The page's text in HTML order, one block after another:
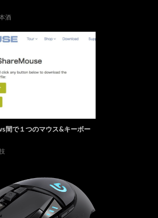
酒
間で１つのマウス&キーボー